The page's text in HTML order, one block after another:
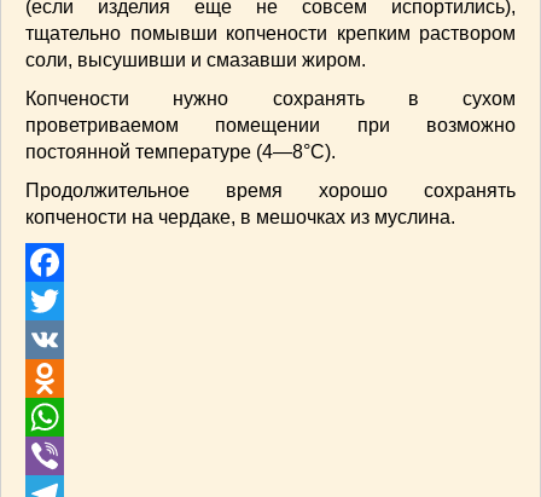
(если изделия еще не совсем испортились),
тщательно помывши копчености крепким раствором
соли, высушивши и смазавши жиром.
Копчености нужно сохранять в сухом
проветриваемом помещении при возможно
постоянной температуре (4—8°С).
Продолжительное время хорошо сохранять
копчености на чердаке, в мешочках из муслина.
Facebook
Twitter
VK
Odnoklassniki
WhatsApp